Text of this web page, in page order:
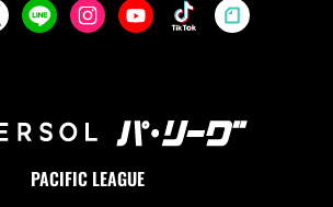
PACIFIC LEAGUE